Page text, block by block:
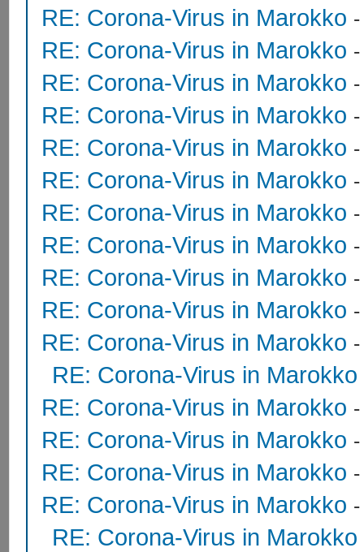
RE: Corona-Virus in Marokko
RE: Corona-Virus in Marokko
RE: Corona-Virus in Marokko
RE: Corona-Virus in Marokko
RE: Corona-Virus in Marokko
RE: Corona-Virus in Marokko
RE: Corona-Virus in Marokko
RE: Corona-Virus in Marokko
RE: Corona-Virus in Marokko
RE: Corona-Virus in Marokko
RE: Corona-Virus in Marokko
RE: Corona-Virus in Marokko
RE: Corona-Virus in Marokko
RE: Corona-Virus in Marokko
RE: Corona-Virus in Marokko
RE: Corona-Virus in Marokko
RE: Corona-Virus in Marokko